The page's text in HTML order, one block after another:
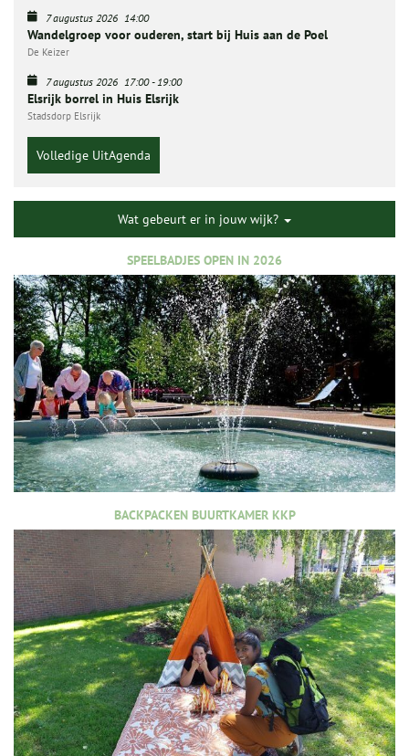
7 augustus 2026 14:00
Wandelgroep voor ouderen, start bij Huis aan de Poel
De Keizer
7 augustus 2026 17:00-19:00
Elsrijk borrel in Huis Elsrijk
Stadsdorp Elsrijk
Volledige UitAgenda
Wat gebeurt er in jouw wijk?
SPEELBADJES OPEN IN 2026
BACKPACKEN BUURTKAMER KKP